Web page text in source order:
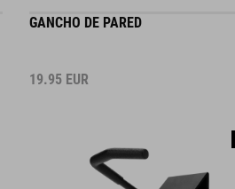
GANCHO DE PARED
19.95 EUR